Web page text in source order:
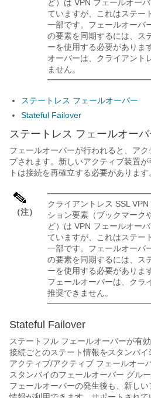
ど）は VPN フェールオー
ていますが、これはステー
一部です。フェールオーバ
の要素を同期するには、ス
ーを使用する必要がありま
オーバーは、クライアント
ません。
ステートレス フェールオーバー
Stateful Failover
ステートレス フェールオーバ
フェールオーバーが行われると、ア
プされます。新しいアクティブ装置
トは接続を再確立する必要があります
（注）
クライアントレス SSL
ション要素（ブックマーク
ど）は VPN フェールオー
ていますが、これはステー
一部です。フェールオーバ
の要素を同期するには、ス
ーを使用する必要がありま
フェールオーバーは、クラ
推奨できません。
Stateful Failover
ステートフル フェールオーバーが有
接続ごとのステート情報をスタンバイ
アクティブ/アクティブ フェールオー
スタンバイのフェールオーバー グル
フェールオーバーの発生後も、新し